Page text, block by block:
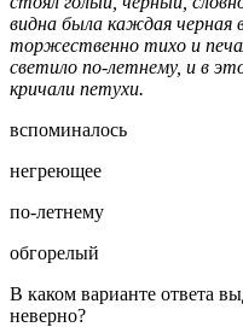
видна была каждая
торжественно тихо и
светило по-летнему, и в
кричали петухи.
вспоминалось
негреющее
по-летнему
обгорелый
В каком варианте ответа
неверно?